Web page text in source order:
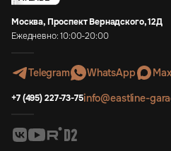
Москва, Проспект Вернадского, 12Д
Ежедневно: 10:00-20:00
Telegram WhatsApp Max
+7 (495) 227-73-75info@eastline-